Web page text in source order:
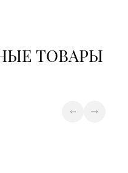
ТОВАРЫ